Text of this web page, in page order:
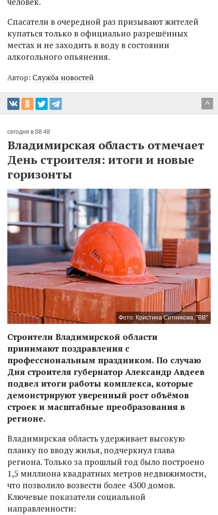
Спасатели в очередной раз призывают жителей
купаться только в официально разрешённых
местах и не заходить в воду в состоянии
алкогольного опьянения.
Автор: Служба новостей
^
сегодня в 08:48
Владимирская область отмечает
День строителя: итоги и новые
горизонты
Фото: Кристина Ситникова, "ВВ"
Строители Владимирской области
принимают поздравления с
профессиональным праздником. По случаю
Дня строителя губернатор Александр Авдеев
подвел итоги работы комплекса, которые
демонстрируют уверенный рост объёмов
строек и масштабные преобразования в
регионе.
Владимирская область удерживает высокую
планку по вводу жилья, подчеркнул глава
региона. Только за прошлый год было построено
1,5 миллиона квадратных метров недвижимости,
что позволило возвести более 4300 домов.
Ключевые показатели социальной
направленности: